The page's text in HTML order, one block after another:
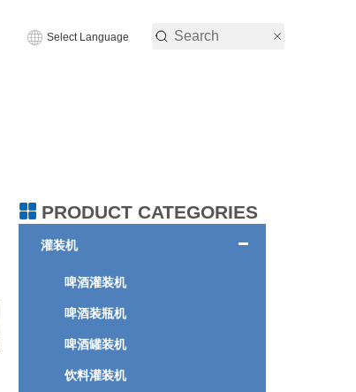
Select Language
PRODUCT CATEGORIES
灌装机
啤酒灌装机
啤酒装瓶机
啤酒罐装机
饮料灌装机